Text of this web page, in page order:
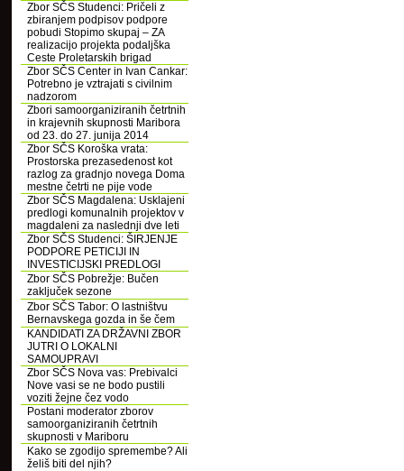
Zbor SČS Studenci: Pričeli z
zbiranjem podpisov podpore
pobudi Stopimo skupaj – ZA
realizacijo projekta podaljška
Ceste Proletarskih brigad
Zbor SČS Center in Ivan Cankar:
Potrebno je vztrajati s civilnim
nadzorom
Zbori samoorganiziranih četrtnih
in krajevnih skupnosti Maribora
od 23. do 27. junija 2014
Zbor SČS Koroška vrata:
Prostorska prezasedenost kot
razlog za gradnjo novega Doma
mestne četrti ne pije vode
Zbor SČS Magdalena: Usklajeni
predlogi komunalnih projektov v
magdaleni za naslednji dve leti
Zbor SČS Studenci: ŠIRJENJE
PODPORE PETICIJI IN
INVESTICIJSKI PREDLOGI
Zbor SČS Pobrežje: Bučen
zaključek sezone
Zbor SČS Tabor: O lastništvu
Bernavskega gozda in še čem
KANDIDATI ZA DRŽAVNI ZBOR
JUTRI O LOKALNI
SAMOUPRAVI
Zbor SČS Nova vas: Prebivalci
Nove vasi se ne bodo pustili
voziti žejne čez vodo
Postani moderator zborov
samoorganiziranih četrtnih
skupnosti v Mariboru
Kako se zgodijo spremembe? Ali
želiš biti del njih?